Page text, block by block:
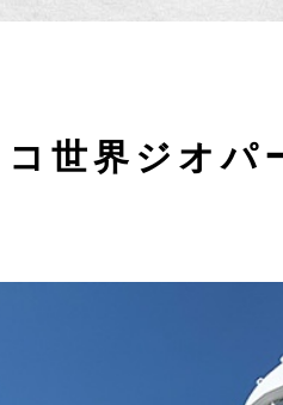
世界ジオパ